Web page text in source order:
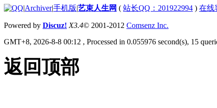
|Archiver|手机版|艺束人生网 ( 站长QQ：201922994 ) 在线
Powered by Discuz! X3.4© 2001-2012 Comsenz Inc.
GMT+8, 2026-8-8 00:12 , Processed in 0.055976 second(s), 15
返回顶部